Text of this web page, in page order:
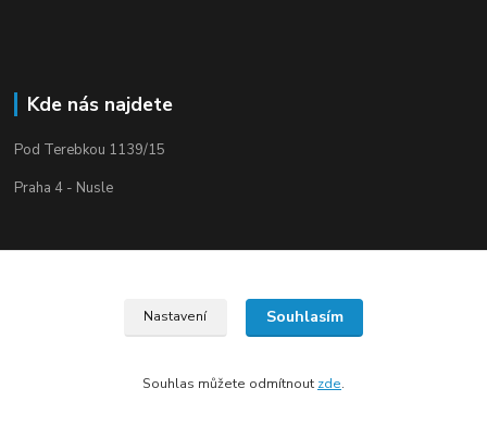
Kde nás najdete
Pod Terebkou 1139/15
Praha 4 - Nusle
Upravit sběr cookies.
Nastavení Souhlasím
Souhlas můžete odmítnout zde.